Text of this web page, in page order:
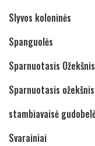
Slyvos koloninės
Spanguolės
Sparnuotasis Ožekšnis
Sparnuotasis ožekšnis
stambiavaisė
Svarainiai